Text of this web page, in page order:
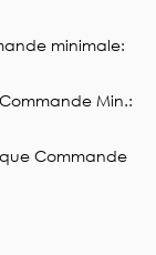
minimale:
Min.: